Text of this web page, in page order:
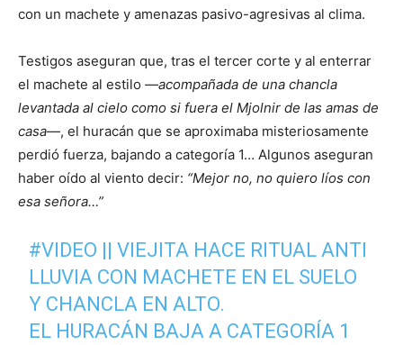
con un machete y amenazas pasivo-agresivas al clima.
Testigos aseguran que, tras el tercer corte y al enterrar
el machete al estilo —acompañada de una chancla
levantada al cielo como si fuera el Mjolnir de las amas de
casa—, el huracán que se aproximaba misteriosamente
perdió fuerza, bajando a categoría 1… Algunos aseguran
haber oído al viento decir: “Mejor no, no quiero líos con
esa señora…”
#VIDEO || VIEJITA HACE RITUAL ANTI
LLUVIA CON MACHETE EN EL SUELO
Y CHANCLA EN ALTO.
EL HURACÁN BAJA A CATEGORÍA 1